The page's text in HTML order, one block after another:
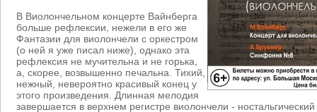
В Виолончельном концерте Вайнберга
больше рефлексии, нежели в его же
Фантазии для виолончели с оркестром
(о ней я уже писал ниже), однако эта
рефлексия не мучительна и не горька,
а, скорее, возвышенно печальна. Тихий,
нежный, невероятно красивый конец у
этого произведения. Длинная мелодия
завершается в верхнем регистре виолончели -